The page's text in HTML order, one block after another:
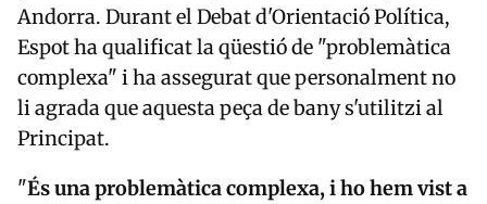
Andorra. Durant el Debat d'Orientació Política,
Espot ha qualificat la qüestió de "problemàtica
complexa" i ha assegurat que personalment no
li agrada que aquesta peça de bany s'utilitzi al
Principat.
"És una problemàtica complexa, i ho hem vist a